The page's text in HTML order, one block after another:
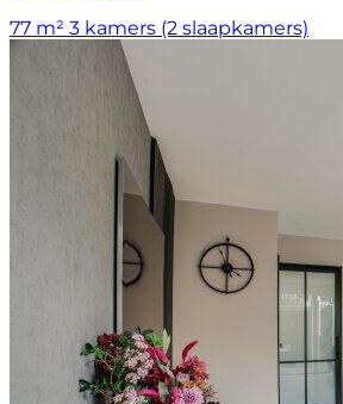
77 m² 3 kamers (2 slaapkamers)